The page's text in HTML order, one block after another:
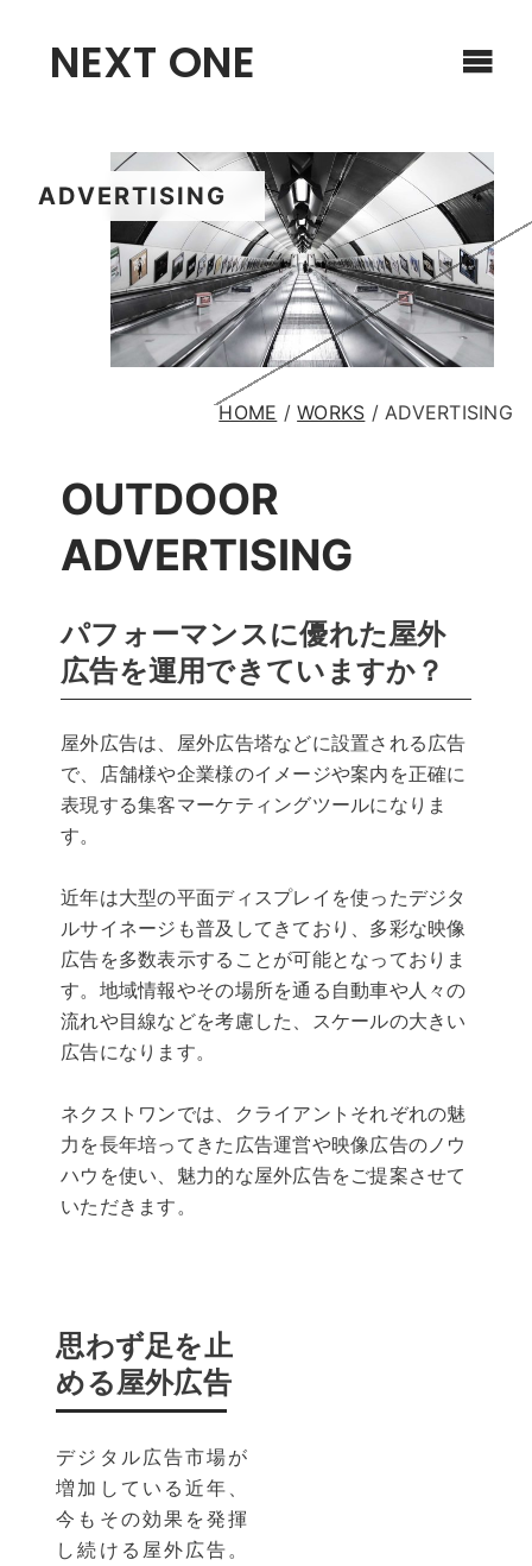
NEXT ONE
ADVERTISING
HOME /WORKS /ADVERTISING
OUTDOOR
ADVERTISING
パフォーマンスに優れた屋外
広告を運用できていますか？
屋外広告は、屋外広告塔などに設置される広告
で、店舗様や企業様のイメージや案内を正確に
表現する集客マーケティングツールになりま
す。
近年は大型の平面ディスプレイを使ったデジタ
ルサイネージも普及してきており、多彩な映像
広告を多数表示することが可能となっておりま
す。地域情報やその場所を通る自動車や人々の
流れや目線などを考慮した、スケールの大きい
広告になります。
ネクストワンでは、クライアントそれぞれの魅
力を長年培ってきた広告運営や映像広告のノウ
ハウを使い、魅力的な屋外広告をご提案させて
いただきます。
思わず足を止
める屋外広告
デジタル広告市場が
増加している近年、
今もその効果を発揮
し続ける屋外広告。